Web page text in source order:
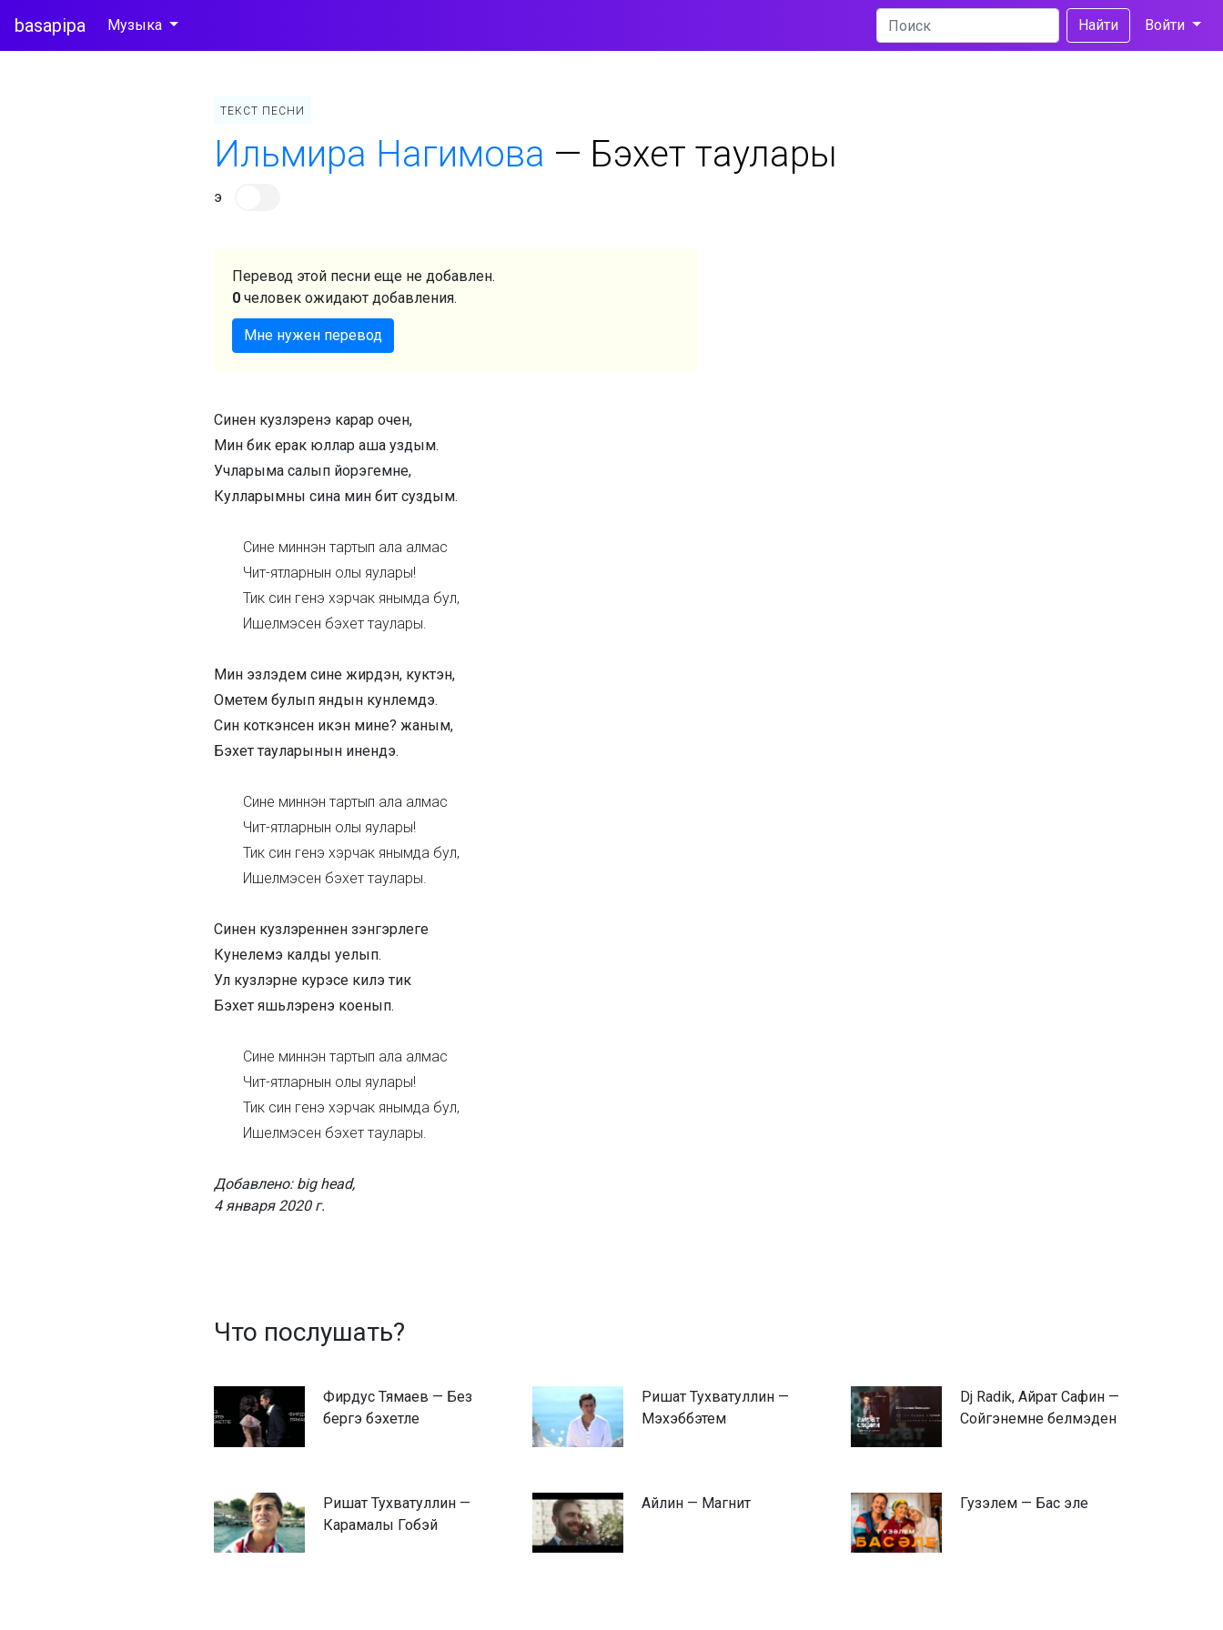
basapipa Музыка Найти Войти
ТЕКСТ ПЕСНИ
Ильмира Нагимова — Бэхет таулары
э
Перевод этой песни еще не добавлен.
0 человек ожидают добавления.
Мне нужен перевод
Синен кузлэренэ карар очен,
Мин бик ерак юллар аша уздым.
Учларыма салып йорэгемне,
Кулларымны сина мин бит суздым.
Сине миннэн тартып ала алмас
Чит-ятларнын олы яулары!
Тик син генэ хэрчак янымда бул,
Ишелмэсен бэхет таулары.
Мин эзлэдем сине жирдэн, куктэн,
Ометем булып яндын кунлемдэ.
Син коткэнсен икэн мине? жаным,
Бэхет тауларынын инендэ.
Сине миннэн тартып ала алмас
Чит-ятларнын олы яулары!
Тик син генэ хэрчак янымда бул,
Ишелмэсен бэхет таулары.
Синен кузлэреннен зэнгэрлеге
Кунелемэ калды уелып.
Ул кузлэрне курэсе килэ тик
Бэхет яшьлэренэ коенып.
Сине миннэн тартып ала алмас
Чит-ятларнын олы яулары!
Тик син генэ хэрчак янымда бул,
Ишелмэсен бэхет таулары.
Добавлено: big head,
4 января 2020 г.
Что послушать?
Фирдус Тямаев — Без
бергэ бэхетле
Ришат Тухватуллин —
Мэхэббэтем
Dj Radik, Айрат Сафин —
Сойгэнемне белмэден
Ришат Тухватуллин —
Карамалы Гобэй
Айлин — Магнит Гузэлем — Бас эле